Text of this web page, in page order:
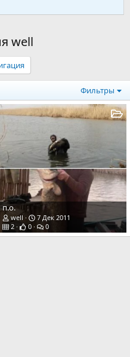
well
Фильтры
п.о.
well
7 Дек 2011
2
0 0